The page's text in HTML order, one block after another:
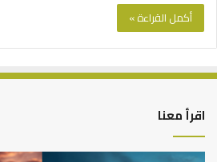
أكمل القراءة »
اقرأ معنا